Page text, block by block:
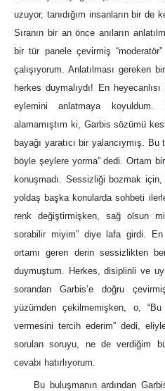
uzuyor, tanıdığım insanların bir de
Sıranın bir an önce anıların
bir tür panele çevirmiş
çalışıyorum. Anlatılması gereken
herkes duymalıydı! En
eylemini anlatmaya koyuldum.
alamamıştım ki, Garbis sözümü
bayağı yaratıcı bir yalancıymış.
böyle şeylere yorma” dedi. Ortam
konuşmadı. Sessizliği bozmak için,
yoldaş başka konularda sohbeti
renk değiştirmişken, sağ olsun
sorabilir miyim” diye lafa girdi.
ortamı geren derin sessizlikten
duymuştum. Herkes, disiplinli ve
sorandan Garbis’e doğru
yüzümden çekilmemişken, o,
vermesini tercih ederim” dedi,
sorulan soruyu, ne de verdiğim
cevabı hatırlıyorum.
Bu buluşmanın ardından